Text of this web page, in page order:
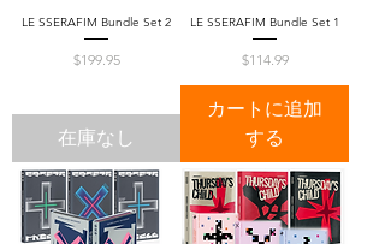
LE SSERAFIM Bundle Set 2
価格
$199.95
在庫なし
LE SSERAFIM Bundle Set 1
価格
$114.99
カートに追加
する